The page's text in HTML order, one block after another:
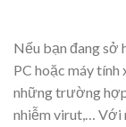
Nếu bạn đang sở
PC hoặc máy tính
những trường
nhiễm virut,… Với